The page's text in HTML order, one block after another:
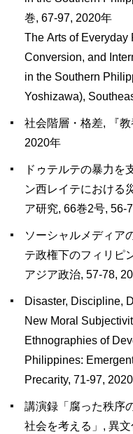
巻, 67-97, 2020年
The Arts of
Conversion, and
in the Southern
Yoshizawa),
社会階層・格差, 『
2020年
ドゥテルテの暴力
ン西レイテにおける
ア研究, 66巻2号, 56-
ソーシャルメディア
テ政権下のフィリピ
アジア政治, 57-78,
Disaster, Discipline,
New Moral
Ethnographies of
Philippines:
Precarity, 71-97, 2020
講演録「腐った秩序
社会を考える」, 異